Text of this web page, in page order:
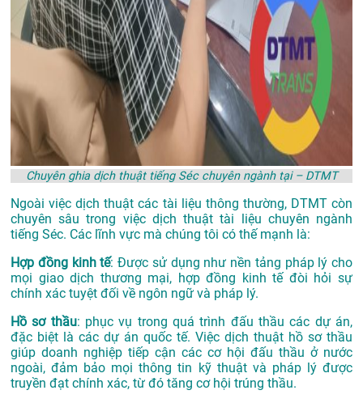
Chuyên ghia dịch thuật tiếng Séc chuyên ngành tại – DTMT
Ngoài việc dịch thuật các tài liệu thông thường, DTMT còn
chuyên sâu trong việc dịch thuật tài liệu chuyên ngành
tiếng Séc. Các lĩnh vực mà chúng tôi có thế mạnh là:
Hợp đồng kinh tế: Được sử dụng như nền tảng pháp lý cho
mọi giao dịch thương mại, hợp đồng kinh tế đòi hỏi sự
chính xác tuyệt đối về ngôn ngữ và pháp lý.
Hồ sơ thầu: phục vụ trong quá trình đấu thầu các dự án,
đặc biệt là các dự án quốc tế. Việc dịch thuật hồ sơ thầu
giúp doanh nghiệp tiếp cận các cơ hội đấu thầu ở nước
ngoài, đảm bảo mọi thông tin kỹ thuật và pháp lý được
truyền đạt chính xác, từ đó tăng cơ hội trúng thầu.